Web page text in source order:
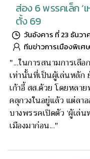
ส่อง 6 พรรคเล็ก ‘เ
ตั้ง 69
วันอังคาร ที่ 23 ธันวา
ทีมข่าวการเมืองพิเศษ
"...ในการสนามการเลือ
เท่านั้นที่เป็นผู้เล่นหลัก
เก้าอี้ สส.ด้วย โดยหลา
คลุกวงในอยู่แล้ว แต่ลา
บางพรรคเปิดตัว ‘ผู้เล่
เมืองมาก่อน..."